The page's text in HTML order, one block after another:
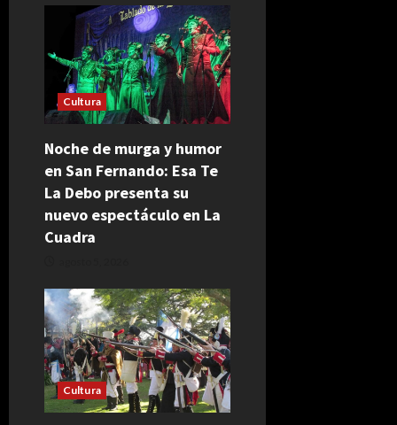
Cultura
Noche de murga y humor
en San Fernando: Esa Te
La Debo presenta su
nuevo espectáculo en La
Cuadra
Cultura